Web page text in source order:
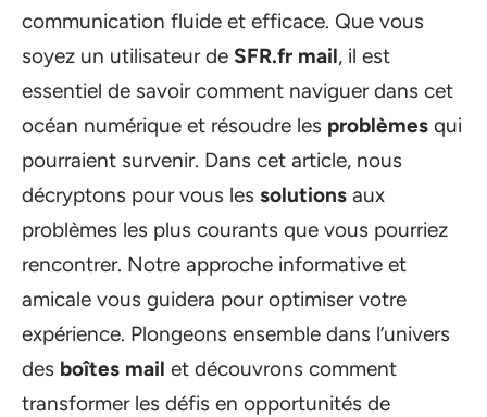
communication fluide et efficace. Que vous
soyez un utilisateur de SFR.fr mail, il est
essentiel de savoir comment naviguer dans cet
océan numérique et résoudre les problèmes qui
pourraient survenir. Dans cet article, nous
décryptons pour vous les solutions aux
problèmes les plus courants que vous pourriez
rencontrer. Notre approche informative et
amicale vous guidera pour optimiser votre
expérience. Plongeons ensemble dans l’univers
des boîtes mail et découvrons comment
transformer les défis en opportunités de